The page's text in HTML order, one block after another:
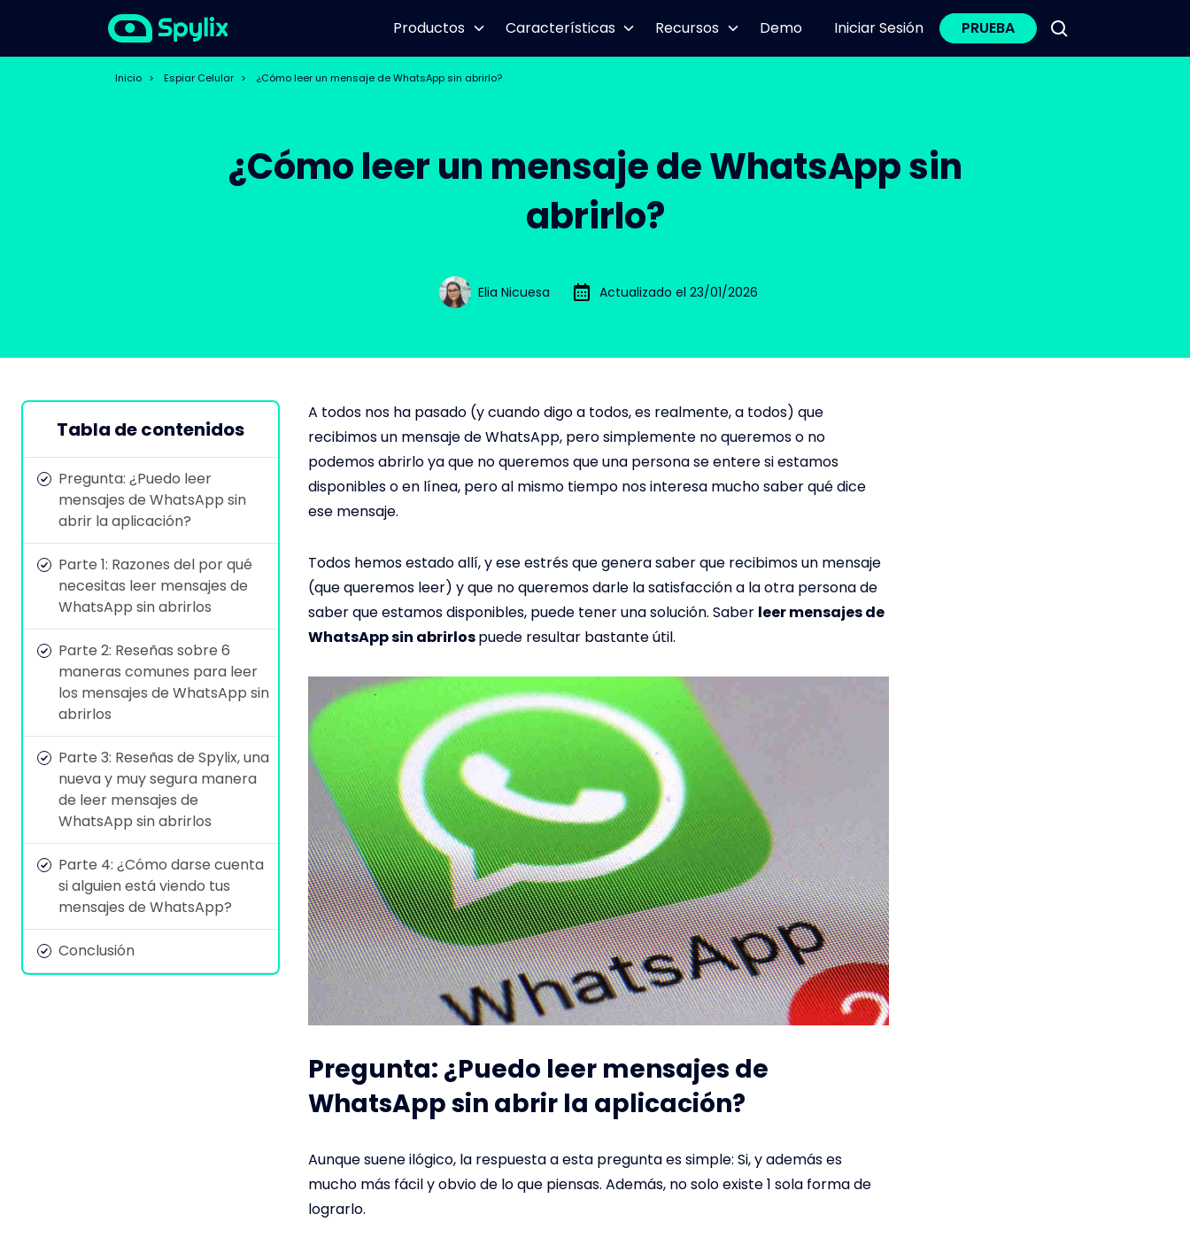
Productos Características Recursos Demo Iniciar Sesión PRUEBA
Inicio > Espiar Celular > ¿Cómo leer un mensaje de WhatsApp sin abrirlo?
¿Cómo leer un mensaje de WhatsApp sin
abrirlo?
Elia Nicuesa Actualizado el 23/01/2026
Tabla de contenidos
Pregunta: ¿Puedo leer
mensajes de WhatsApp sin
abrir la aplicación?
Parte 1: Razones del por qué
necesitas leer mensajes de
WhatsApp sin abrirlos
Parte 2: Reseñas sobre 6
maneras comunes para leer
los mensajes de WhatsApp sin
abrirlos
Parte 3: Reseñas de Spylix, una
nueva y muy segura manera
de leer mensajes de
WhatsApp sin abrirlos
Parte 4: ¿Cómo darse cuenta
si alguien está viendo tus
mensajes de WhatsApp?
Conclusión
A todos nos ha pasado (y cuando digo a todos, es realmente, a todos) que
recibimos un mensaje de WhatsApp, pero simplemente no queremos o no
podemos abrirlo ya que no queremos que una persona se entere si estamos
disponibles o en línea, pero al mismo tiempo nos interesa mucho saber qué dice
ese mensaje.
Todos hemos estado allí, y ese estrés que genera saber que recibimos un mensaje
(que queremos leer) y que no queremos darle la satisfacción a la otra persona de
saber que estamos disponibles, puede tener una solución. Saber leer mensajes de
WhatsApp sin abrirlospuede resultar bastante útil.
Pregunta: ¿Puedo leer mensajes de
WhatsApp sin abrir la aplicación?
Aunque suene ilógico, la respuesta a esta pregunta es simple: Si, y además es
mucho más fácil y obvio de lo que piensas. Además, no solo existe 1 sola forma de
lograrlo.